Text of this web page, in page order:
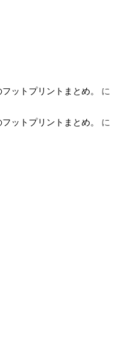
ットプリントまとめ。
に
ットプリントまとめ。
に